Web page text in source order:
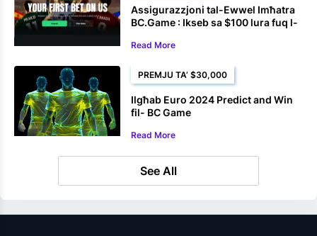
Assigurazzjoni tal-Ewwel Imħatra
BC.Game : Ikseb sa $100 lura fuq l-
tad-Dinja
Read More
PREMJU TA’ $30,000
Ilgħab Euro 2024 Predict and Win
fil- BC Game
Read More
See All